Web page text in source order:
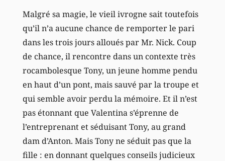
Malgré sa magie, le vieil ivrogne sait toutefois
qu’il n’a aucune chance de remporter le pari
dans les trois jours alloués par Mr. Nick. Coup
de chance, il rencontre dans un contexte très
rocambolesque Tony, un jeune homme pendu
en haut d’un pont, mais sauvé par la troupe et
qui semble avoir perdu la mémoire. Et il n’est
pas étonnant que Valentina s’éprenne de
l’entreprenant et séduisant Tony, au grand
dam d’Anton. Mais Tony ne séduit pas que la
fille : en donnant quelques conseils judicieux